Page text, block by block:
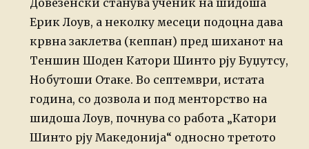
Довезенски станува ученик на шидоша
Ерик Лоув, а неколку месеци подоцна дава
крвна заклетва (кеппан) пред шиханот на
Теншин Шоден Катори Шинто рју Буџутсу,
Нобутоши Отаке. Во септември, истата
година, со дозвола и под менторство на
шидоша Лоув, почнува со работа „Катори
Шинто рју Македонија“ односно третото